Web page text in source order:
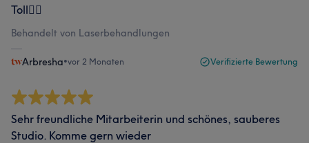
Toll👍🏻
Behandelt von Laserbehandlungen
Arbresha•vor 2 Monaten Verifizierte Bewertung
Sehr freundliche Mitarbeiterin und schönes, sauberes
Studio. Komme gern wieder